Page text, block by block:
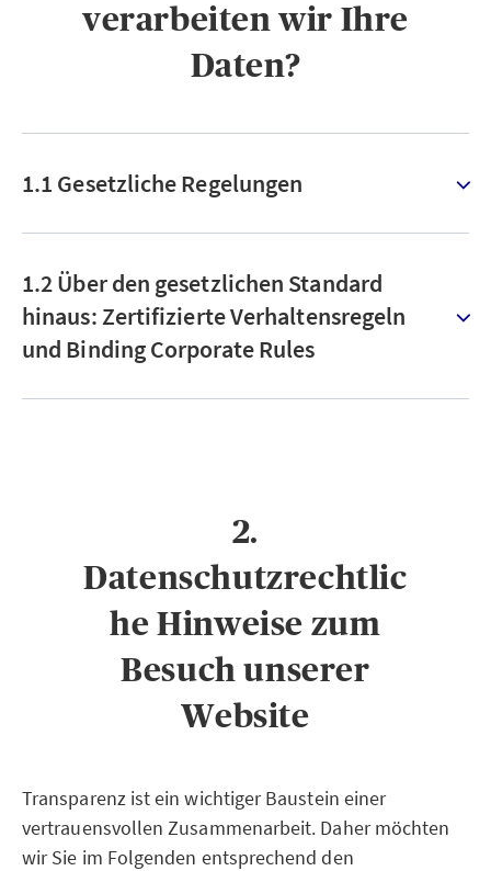
verarbeiten wir Ihre
Daten?
1.1 Gesetzliche Regelungen
1.2 Über den gesetzlichen Standard
hinaus: Zertifizierte Verhaltensregeln
und Binding Corporate Rules
2.
Datenschutzrechtlic
he Hinweise zum
Besuch unserer
Website
Transparenz ist ein wichtiger Baustein einer
vertrauensvollen Zusammenarbeit. Daher möchten
wir Sie im Folgenden entsprechend den